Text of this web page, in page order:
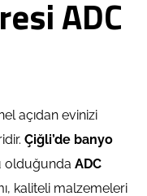
ADC
açıdan evinizi
Çiğli’de banyo
olduğunda ADC
kaliteli malzemeleri